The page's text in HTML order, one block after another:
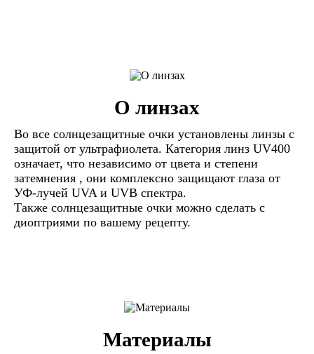
О линзах
Во все солнцезащитные очки установлены линзы c
защитой от ультрафиолета. Категория линз UV400
означает, что независимо от цвета и степени
затемнения , они комплексно защищают глаза от
УФ-лучей UVA и UVB спектра.
Также солнцезащитные очки можно сделать с
диоптриями по вашему рецепту.
Материалы